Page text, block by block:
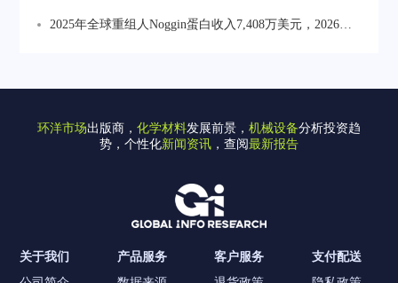
2025年全球重组人Noggin蛋白收入7,408万美元，2026年
率水平下推动国产替代进程。
环洋市场出版商， 化学材料发展前景， 机械设备分析投资趋
势，个性化新闻资讯 ，查阅最新报告
关于我们
产品服务
客户服务
支付配送